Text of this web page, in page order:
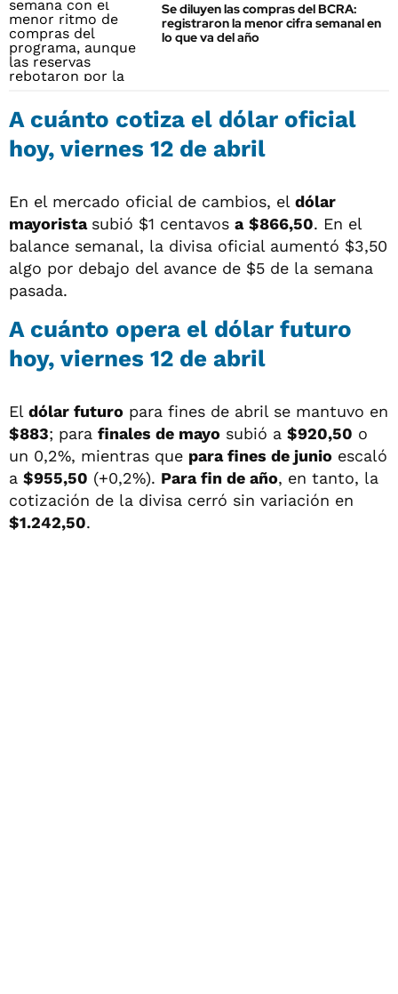
Se diluyen las compras del BCRA:
registraron la menor cifra semanal en
lo que va del año
A cuánto cotiza el dólar oficial
hoy, viernes 12 de abril
En el mercado oficial de cambios, el dólar
mayorista subió $1 centavos a $866,50. En el
balance semanal, la divisa oficial aumentó $3,50
algo por debajo del avance de $5 de la semana
pasada.
A cuánto opera el dólar futuro
hoy, viernes 12 de abril
El dólar futuro para fines de abril se mantuvo en
$883; para finales de mayo subió a $920,50 o
un 0,2%, mientras que para fines de junio escaló
a $955,50 (+0,2%). Para fin de año, en tanto, la
cotización de la divisa cerró sin variación en
$1.242,50.